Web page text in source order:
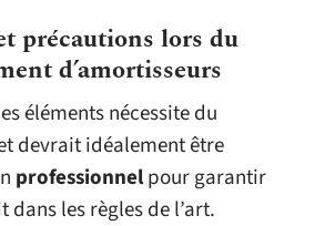
précautions lors du
d’amortisseurs
éléments nécessite du
devrait idéalement être
professionnelpour garantir
les règles de l’art.